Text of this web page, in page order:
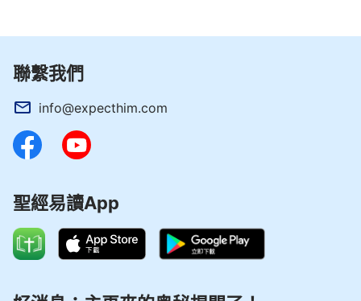
聯繫我們
info@expecthim.com
聖經易讀App